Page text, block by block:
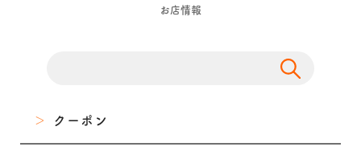
お店情報
クーポン